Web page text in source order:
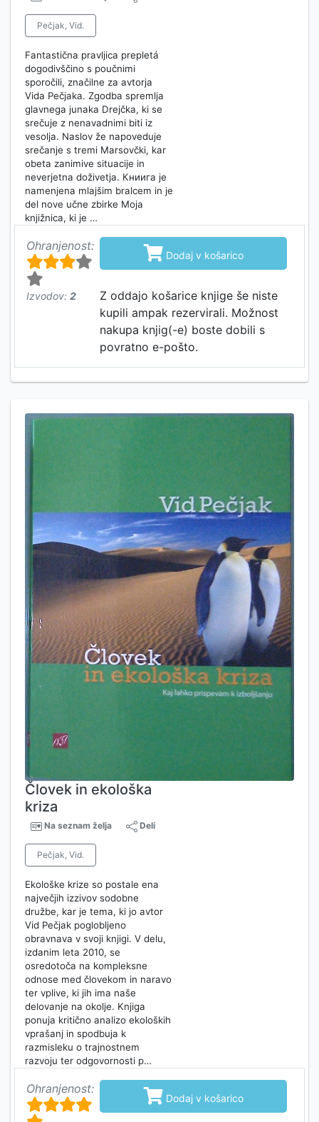
Pečjak, Vid.
Fantastična pravljica prepletá
dogodivščino s poučnimi
sporočili, značilne za avtorja
Vida Pečjaka. Zgodba spremlja
glavnega junaka Drejčka, ki se
srečuje z nenavadnimi biti iz
vesolja. Naslov že napoveduje
srečanje s tremi Marsovčki, kar
obeta zanimive situacije in
neverjetna doživetja. Книига je
namenjena mlajšim bralcem in je
del nove učne zbirke Moja
knjižnica, ki je …
Ohranjenost:
Izvodov: 2
 Dodaj v košarico
Z oddajo košarice knjige še niste
kupili ampak rezervirali. Možnost
nakupa knjig(-e) boste dobili s
povratno e-pošto.
Človek in ekološka
kriza
Na seznam želja Deli
Pečjak, Vid.
Ekološke krize so postale ena
največjih izzivov sodobne
družbe, kar je tema, ki jo avtor
Vid Pečjak poglobljeno
obravnava v svoji knjigi. V delu,
izdanim leta 2010, se
osredotoča na kompleksne
odnose med človekom in naravo
ter vplive, ki jih ima naše
delovanje na okolje. Knjiga
ponuja kritično analizo ekoloških
vprašanj in spodbuja k
razmisleku o trajnostnem
razvoju ter odgovornosti p…
Ohranjenost:  Dodaj v košarico